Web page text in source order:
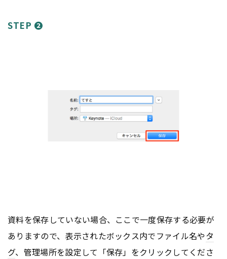
STEP ❷
資料を保存していない場合、ここで一度保存する必要が
ありますので、表示されたボックス内でファイル名やタ
グ、管理場所を設定して「保存」をクリックしてくださ